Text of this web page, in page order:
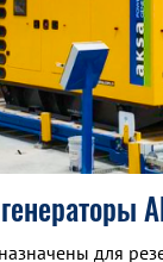
для